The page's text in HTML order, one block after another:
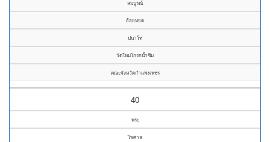
สมบูรณ์
ย้อยหยด
ปนาโท
วัดใหม่โกรกน้ำซึม
คณะจังหวัดกำแพงเพชร
40
พระ
ไพศาล